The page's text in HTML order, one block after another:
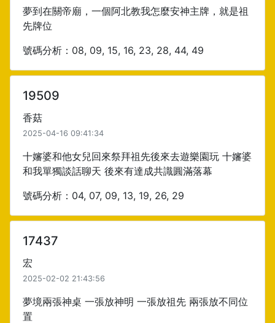
夢到在關帝廟，一個阿北教我怎麼安神主牌，就是祖
先牌位
號碼分析：08, 09, 15, 16, 23, 28, 44, 49
19509
香菇
2025-04-16 09:41:34
十嬸婆和他女兒回來祭拜祖先後來去遊樂園玩 十嬸婆
和我單獨談話聊天 後來有達成共識圓滿落幕
號碼分析：04, 07, 09, 13, 19, 26, 29
17437
宏
2025-02-02 21:43:56
夢境兩張神桌 一張放神明 一張放祖先 兩張放不同位
置